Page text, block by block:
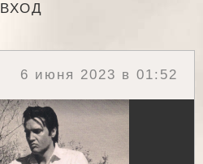
ВХОД
6 июня 2023 в 01:52